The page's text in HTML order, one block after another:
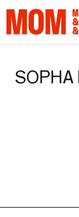
SOPHA